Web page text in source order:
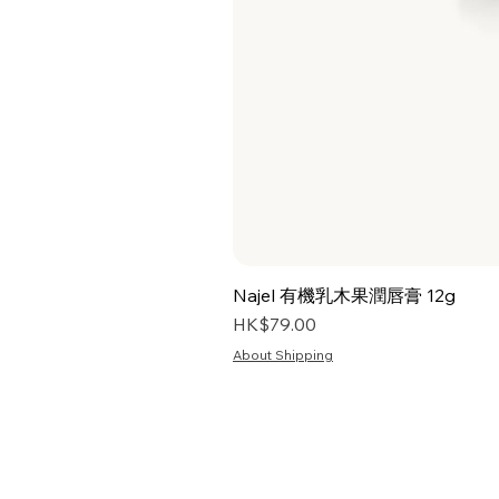
Najel 有機乳木果潤唇膏 12g
價格
HK$79.00
About Shipping